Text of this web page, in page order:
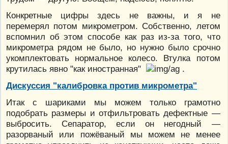
Конкретные цифры здесь не важны, и я не
перемерял потом микрометром. Собственно, летом
вспомнил об этом способе как раз из-за того, что
микрометра рядом не было, но нужно было срочно
укомплектовать нормальное колесо. Втулка потом
крутилась явно "как иностранная"
.
Дискуссия "калибровка против микрометра"
Итак с шариками мы можем только грамотно
подобрать размеры и отфильтровать дефектные —
выбросить. Сепаратор, если он негодный —
разорваный или пожёваный мы можем не менее